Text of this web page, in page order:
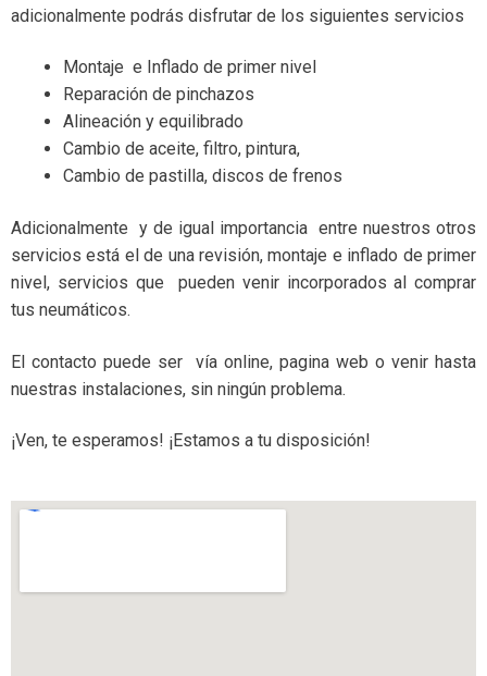
adicionalmente podrás disfrutar de los siguientes servicios
Montaje e Inflado de primer nivel
Reparación de pinchazos
Alineación y equilibrado
Cambio de aceite, filtro, pintura,
Cambio de pastilla, discos de frenos
Adicionalmente y de igual importancia entre nuestros otros
servicios está el de una revisión, montaje e inflado de primer
nivel, servicios que pueden venir incorporados al comprar
tus neumáticos.
El contacto puede ser vía online, pagina web o venir hasta
nuestras instalaciones, sin ningún problema.
¡Ven, te esperamos! ¡Estamos a tu disposición!